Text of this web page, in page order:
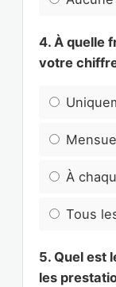
4. À quelle
votre
À
Tous
5. Quel est
les